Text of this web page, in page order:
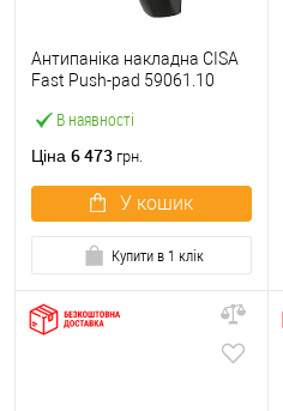
В наявності
Антипаніка накладна CISA
Fast Push-pad 59061.10
Ціна 6 473 грн.
У кошик
Купити в 1 клік